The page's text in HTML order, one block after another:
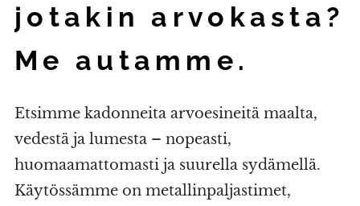
jotakin arvokasta?
Me autamme.
Etsimme kadonneita arvoesineitä maalta,
vedestä ja lumesta – nopeasti,
huomaamattomasti ja suurella sydämellä.
Käytössämme on metallinpaljastimet,